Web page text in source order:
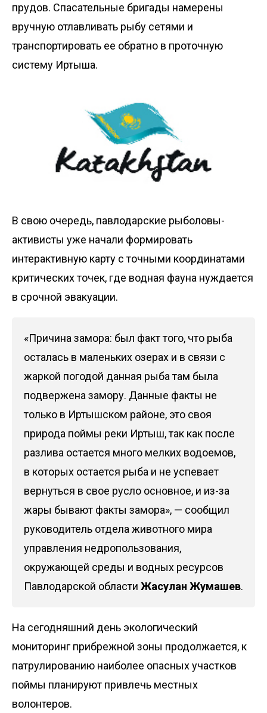
прудов. Спасательные бригады намерены
вручную отлавливать рыбу сетями и
транспортировать ее обратно в проточную
систему Иртыша.
В свою очередь, павлодарские рыболовы-
активисты уже начали формировать
интерактивную карту с точными координатами
критических точек, где водная фауна нуждается
в срочной эвакуации.
«Причина замора: был факт того, что рыба
осталась в маленьких озерах и в связи с
жаркой погодой данная рыба там была
подвержена замору. Данные факты не
только в Иртышском районе, это своя
природа поймы реки Иртыш, так как после
разлива остается много мелких водоемов,
в которых остается рыба и не успевает
вернуться в свое русло основное, и из-за
жары бывают факты замора», — сообщил
руководитель отдела животного мира
управления недропользования,
окружающей среды и водных ресурсов
Павлодарской области Жасулан Жумашев.
На сегодняшний день экологический
мониторинг прибрежной зоны продолжается, к
патрулированию наиболее опасных участков
поймы планируют привлечь местных
волонтеров.